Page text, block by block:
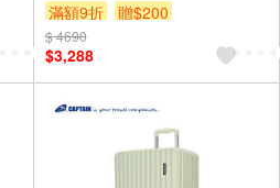
滿額9折
贈$200
$ 4690
$3,288